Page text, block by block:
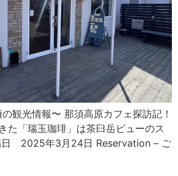
観光情報〜 那須高原カフェ探訪記！
た「瑞玉珈琲」は茶臼岳ビューのス
日 2025年3月24日 Reservation – ご